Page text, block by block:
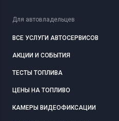
Для автовладельцев
ВСЕ УСЛУГИ АВТОСЕРВИСОВ
АКЦИИ И СОБЫТИЯ
ТЕСТЫ ТОПЛИВА
ЦЕНЫ НА ТОПЛИВО
КАМЕРЫ ВИДЕОФИКСАЦИИ